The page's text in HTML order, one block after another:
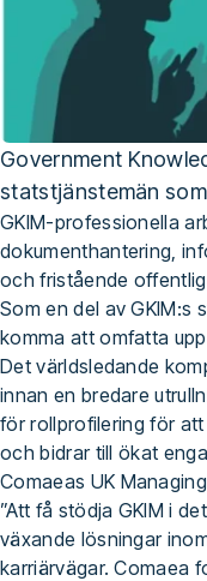
Government
statstjänstemän
GKIM-professionella
dokumenthantering,
och fristående
Som en del av
komma att omfatta
Det världsledande
innan en bredare
för rollprofilering för
och bidrar till ökat
Comaeas UK
”Att få stödja GKIM i
växande lösningar
karriärvägar. Comaea